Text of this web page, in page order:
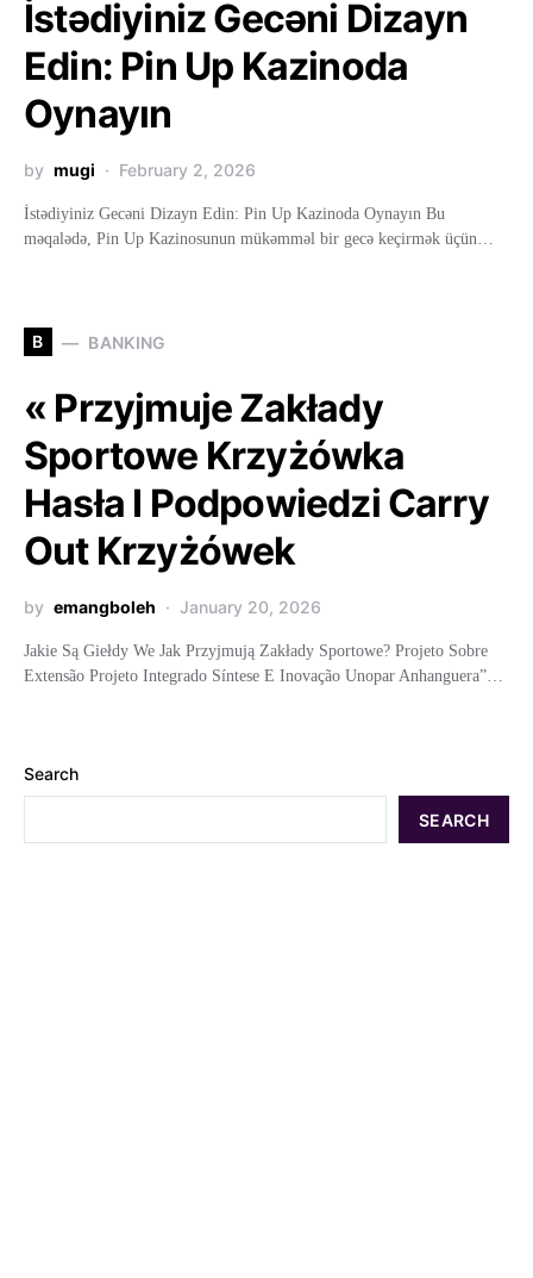
İstədiyiniz Gecəni Dizayn
Edin: Pin Up Kazinoda
Oynayın
by mugi February 2, 2026
İstədiyiniz Gecəni Dizayn Edin: Pin Up Kazinoda Oynayın Bu
məqalədə, Pin Up Kazinosunun mükəmməl bir gecə keçirmək üçün…
B BANKING
« Przyjmuje Zakłady
Sportowe Krzyżówka
Hasła I Podpowiedzi Carry
Out Krzyżówek
by emangboleh January 20, 2026
Jakie Są Giełdy We Jak Przyjmują Zakłady Sportowe? Projeto Sobre
Extensão Projeto Integrado Síntese E Inovação Unopar Anhanguera”…
Search
SEARCH